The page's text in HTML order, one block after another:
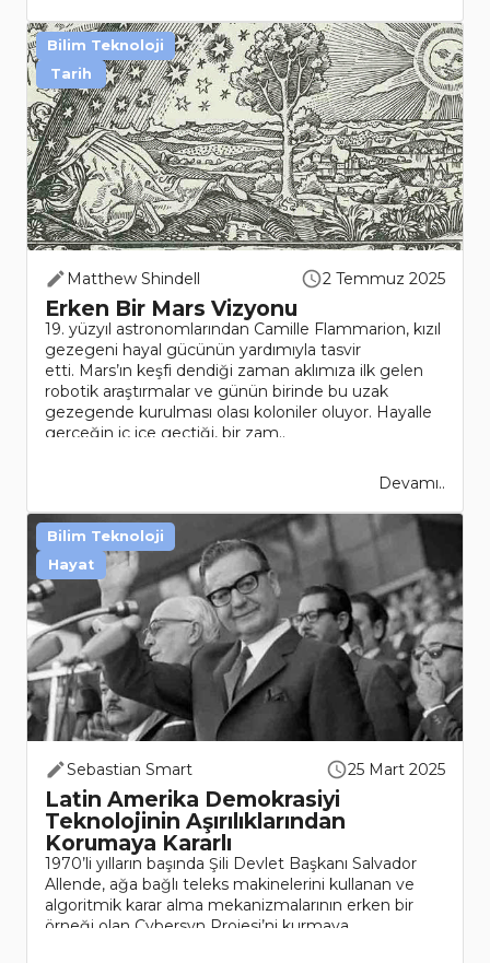
Matthew Shindell 2 Temmuz 2025
Erken Bir Mars Vizyonu
19. yüzyıl astronomlarından Camille Flammarion, kızıl
gezegeni hayal gücünün yardımıyla tasvir
etti. Mars’ın keşfi dendiği zaman aklımıza ilk gelen
robotik araştırmalar ve günün birinde bu uzak
gezegende kurulması olası koloniler oluyor. Hayalle
gerçeğin iç içe geçtiği, bir zam..
Devamı..
Bilim Teknoloji
Tarih
Sebastian Smart 25 Mart 2025
Latin Amerika Demokrasiyi
Teknolojinin Aşırılıklarından
Korumaya Kararlı
1970’li yılların başında Şili Devlet Başkanı Salvador
Allende, ağa bağlı teleks makinelerini kullanan ve
algoritmik karar alma mekanizmalarının erken bir
örneği olan Cybersyn Projesi’ni kurmaya
Bilim Teknoloji
Hayat